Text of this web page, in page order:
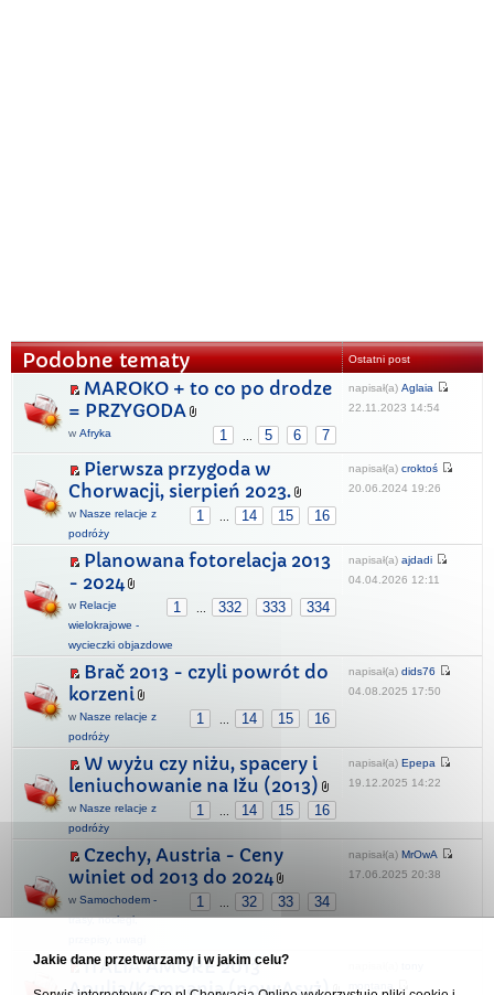
Podobne tematy Ostatni post
MAROKO + to co po drodze
= PRZYGODA
1 5 6 7
w Afryka
napisał(a) Aglaia
22.11.2023 14:54
Pierwsza przygoda w
Chorwacji, sierpień 2023.
1 14 15 16
w Nasze relacje z
podróży
napisał(a) croktoś
20.06.2024 19:26
Planowana fotorelacja 2013
- 2024
1 332 333 334
w Relacje
wielokrajowe -
wycieczki objazdowe
napisał(a) ajdadi
04.04.2026 12:11
Brač 2013 - czyli powrót do
korzeni
1 14 15 16
w Nasze relacje z
podróży
napisał(a) dids76
04.08.2025 17:50
W wyżu czy niżu, spacery i
leniuchowanie na Ižu (2013)
1 14 15 16
w Nasze relacje z
podróży
napisał(a) Epepa
19.12.2025 14:22
Czechy, Austria - Ceny
winiet od 2013 do 2024
1 32 33 34
w Samochodem -
trasy, noclegi,
napisał(a) MrOwA
17.06.2025 20:38
ITALIA AMORE 2013
Apulia/Kampania (now:Asyż)
Jakie dane przetwarzamy i w jakim celu?